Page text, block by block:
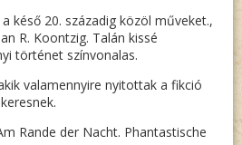
késő 20. századig közöl műveket.,
R. Koontzig. Talán kissé
történet színvonalas.
valamennyire nyitottak a fikció
Rande der Nacht. Phantastische